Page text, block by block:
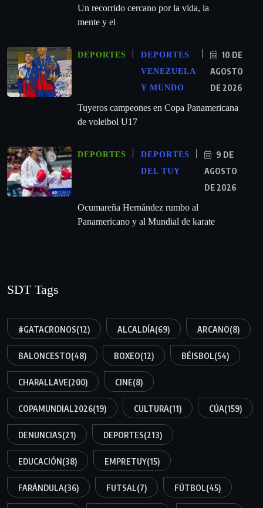
Un recorrido cercano por la vida, la
mente y el
DEPORTES
DEPORTES
VENEZUELA
Y MUNDO
10 DE
AGOSTO
DE 2026
Tuyeros campeones en Copa Panamericana
de voleibol U17
DEPORTES
DEPORTES
DEL TUY
9 DE
AGOSTO
DE 2026
Ocumareña Hernández rumbo al
Panamericano y al Mundial de karate
SDT Tags
#GATACRONOS(12) ALCALDÍA(69) ARCANO(8)
BALONCESTO(48) BOXEO(12) BÉISBOL(54)
CHARALLAVE(200) CINE(8)
COPAMUNDIAL2026(19) CULTURA(11) CÚA(159)
DENUNCIAS(21) DEPORTES(213)
EDUCACIÓN(38) EMPRETUY(15)
FARÁNDULA(36) FUTSAL(7) FÚTBOL(45)